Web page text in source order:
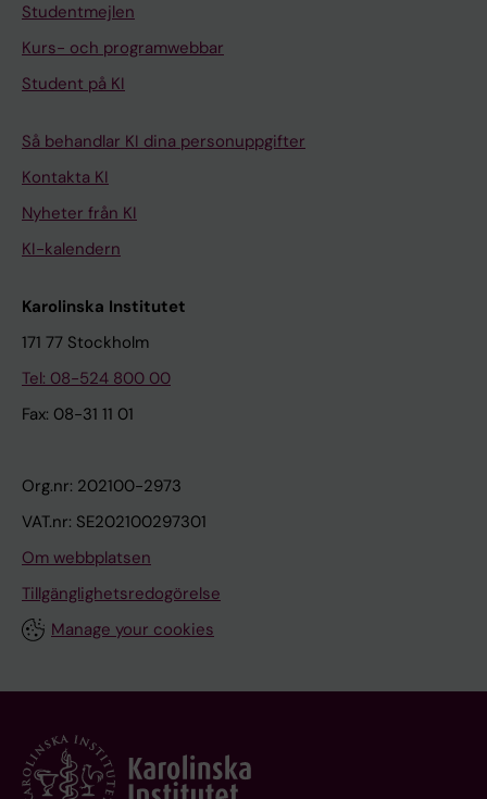
Studentmejlen
Kurs- och programwebbar
Student på KI
Så behandlar KI dina personuppgifter
Kontakta KI
Nyheter från KI
KI-kalendern
Karolinska Institutet
171 77 Stockholm
Tel: 08-524 800 00
Fax: 08-31 11 01
Org.nr: 202100-2973
VAT.nr: SE202100297301
Om webbplatsen
Tillgänglighetsredogörelse
Manage your cookies